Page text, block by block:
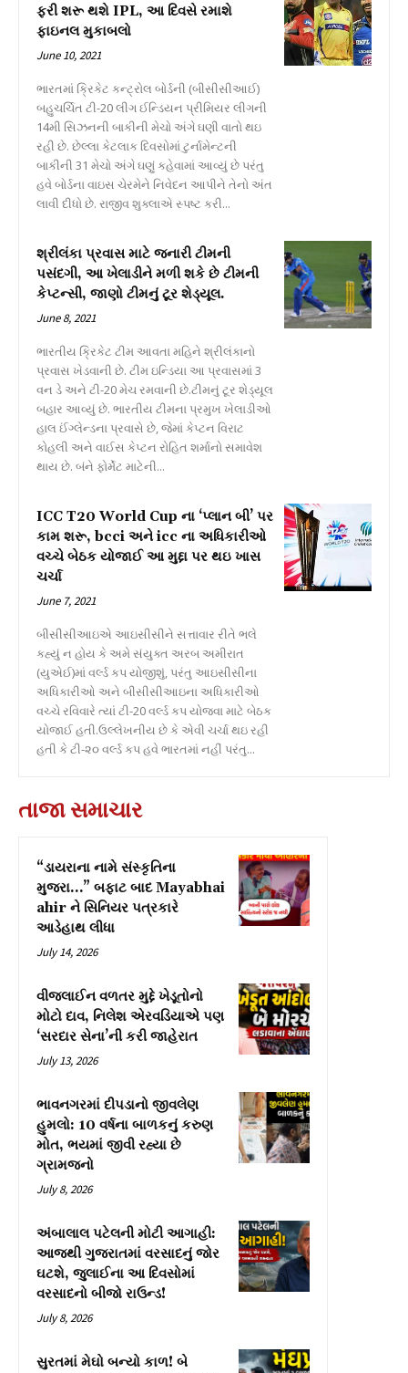
ફરી શરૂ થશે IPL, આ દિવસે રમાશે
ફાઇનલ મુકાબલો
June 10, 2021
ભારતમાં ક્રિકેટ કન્ટ્રોલ બોર્ડની (બીસીસીઆઈ)
બહુચર્ચિત ટી-20 લીગ ઈન્ડિયન પ્રીમિયર લીગની
14મી સિઝનની બાકીની મેચો અંગે ઘણી વાતો થઇ
રહી છે. છેલ્લા કેટલાક દિવસોમાં ટુર્નામેન્ટની
બાકીની 31 મેચો અંગે ઘણું કહેવામાં આવ્યું છે પરંતુ
હવે બોર્ડના વાઇસ ચેરમેને નિવેદન આપીને તેનો અંત
લાવી દીધો છે. રાજીવ શુક્લાએ સ્પષ્ટ કરી...
શ્રીલંકા પ્રવાસ માટે જનારી ટીમની
પસંદગી, આ ખેલાડીને મળી શકે છે ટીમની
કેપ્ટન્સી, જાણો ટીમનું ટૂર શેડ્યૂલ.
June 8, 2021
ભારતીય ક્રિકેટ ટીમ આવતા મહિને શ્રીલંકાનો
પ્રવાસ ખેડવાની છે. ટીમ ઇન્ડિયા આ પ્રવાસમાં 3
વન ડે અને ટી-20 મેચ રમવાની છે.ટીમનું ટૂર શેડ્યૂલ
બહાર આવ્યું છે. ભારતીય ટીમના પ્રમુખ ખેલાડીઓ
હાલ ઈંગ્લેન્ડના પ્રવાસે છે, જેમાં કેપ્ટન વિરાટ
કોહલી અને વાઈસ કેપ્ટન રોહિત શર્માનો સમાવેશ
થાય છે. બંને ફોર્મેટ માટેની...
ICC T20 World Cup ના ‘પ્લાન બી’ પર
કામ શરૂ, bcci અને icc ના અધિકારીઓ
વચ્ચે બેઠક યોજાઈ આ મુદ્દા પર થઇ ખાસ
ચર્ચા
June 7, 2021
બીસીસીઆઇએ આઇસીસીને સત્તાવાર રીતે ભલે
કહ્યું ન હોય કે અમે સંયુક્ત અરબ અમીરાત
(યુએઈ)માં વર્લ્ડ કપ યોજીશું, પરંતુ આઇસીસીના
અધિકારીઓ અને બીસીસીઆઇના અધિકારીઓ
વચ્ચે રવિવારે ત્યાં ટી-20 વર્લ્ડ કપ યોજવા માટે બેઠક
યોજાઈ હતી.ઉલ્લેખનીય છે કે એવી ચર્ચા થઇ રહી
હતી કે ટી-૨૦ વર્લ્ડ કપ હવે ભારતમાં નહીં પરંતુ...
તાજા સમાચાર
“ડાયરાના નામે સંસ્કૃતિના
મુજરા…” બફાટ બાદ Mayabhai
ahir ને સિનિયર પત્રકારે
આડેહાથ લીધા
July 14, 2026
વીજલાઈન વળતર મુદ્દે ખેડૂતોનો
મોટો દાવ, નિલેશ એરવડિયાએ પણ
‘સરદાર સેના’ની કરી જાહેરાત
July 13, 2026
ભાવનગરમાં દીપડાનો જીવલેણ
હુમલો: 10 વર્ષના બાળકનું કરુણ
મોત, ભયમાં જીવી રહ્યા છે
ગ્રામજનો
July 8, 2026
અંબાલાલ પટેલની મોટી આગાહી:
આજથી ગુજરાતમાં વરસાદનું જોર
ઘટશે, જુલાઈના આ દિવસોમાં
વરસાદનો બીજો રાઉન્ડ!
July 8, 2026
સુરતમાં મેઘો બન્યો કાળ! બે